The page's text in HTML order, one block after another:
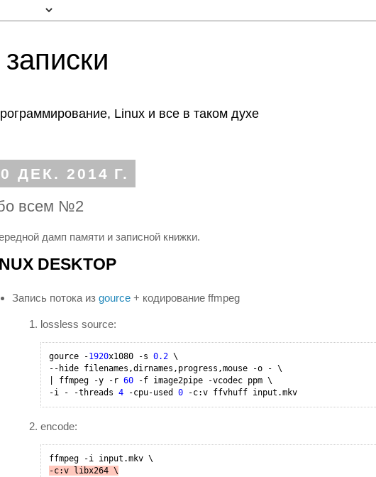
записки
Linux и все в таком духе
ДЕК. 2014 Г.
всем №2
дамп памяти и записной книжки.
DESKTOP
Запись потока из gource+ кодирование ffmpeg
lossless source:
gource -1920x1080 -s 0.2 \
--hide filenames,dirnames,progress,mouse -o - \
| ffmpeg -y -r 60 -f image2pipe -vcodec ppm \
-i - -threads 4 -cpu-used 0 -c:v ffvhuff input.mkv
encode:
-c:v libx264 \